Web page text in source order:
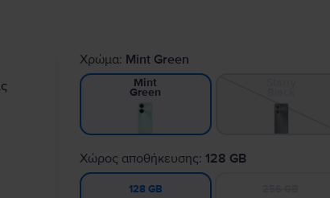
Χρώμα: Mint Green
Mint
Green
Χώρος αποθήκευσης: 128 GB
128 GB